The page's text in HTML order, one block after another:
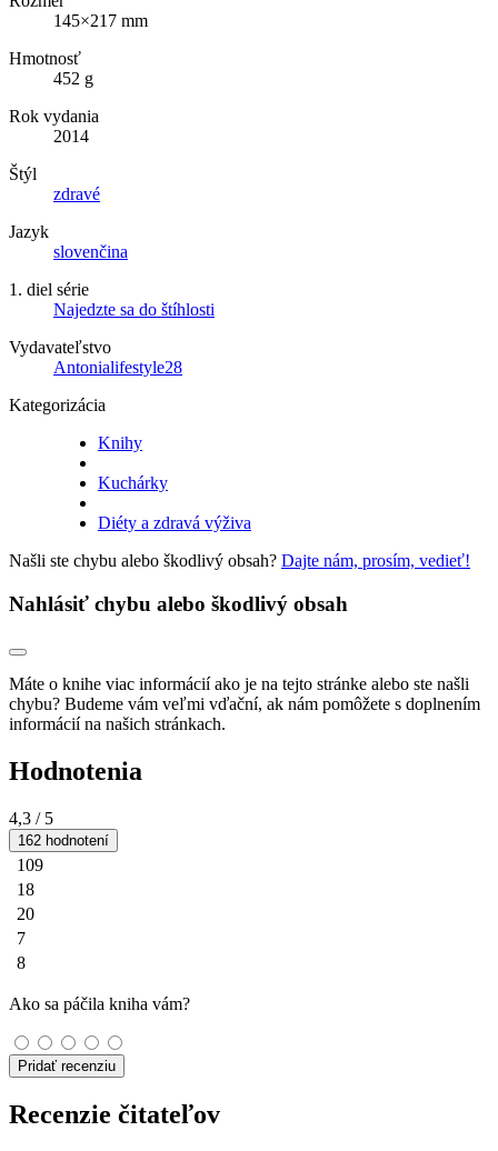
145×217 mm
Hmotnosť
452 g
Rok vydania
2014
Štýl
zdravé
Jazyk
slovenčina
1. diel série
Najedzte sa do štíhlosti
Vydavateľstvo
Antonialifestyle28
Kategorizácia
Knihy
Kuchárky
Diéty a zdravá výživa
Našli ste chybu alebo škodlivý obsah? Dajte nám, prosím, vedieť!
Nahlásiť chybu alebo škodlivý obsah
Máte o knihe viac informácií ako je na tejto stránke alebo ste našli
chybu? Budeme vám veľmi vďační, ak nám pomôžete s doplnením
informácií na našich stránkach.
Hodnotenia
4,3 / 5
162 hodnotení
109
18
20
7
8
Ako sa páčila kniha vám?
Pridať recenziu
Recenzie čitateľov